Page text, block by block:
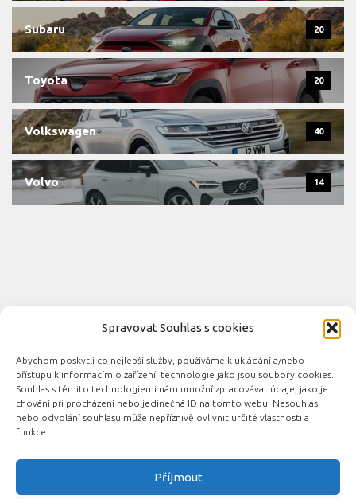
Spravovat Souhlas s cookies
Abychom poskytli co nejlepší služby, používáme k ukládání a/nebo
přístupu k informacím o zařízení, technologie jako jsou soubory cookies.
Souhlas s těmito technologiemi nám umožní zpracovávat údaje, jako je
chování při procházení nebo jedinečná ID na tomto webu. Nesouhlas
nebo odvolání souhlasu může nepříznivě ovlivnit určité vlastnosti a
funkce.
Příjmout
Subaru 20
Toyota 20
Volkswagen 40
Volvo 14
Novinky automobilového průmyslu © 2026. Všechna práva
vyhrazena.
Podporováno - Designed with the
Související automobilové magazíny: